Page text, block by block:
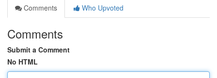
Comments
Who Upvoted
Comments
Submit a Comment
No HTML